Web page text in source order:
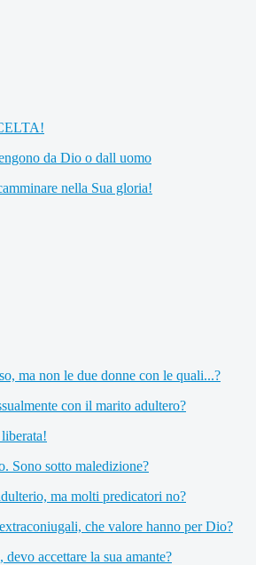
da Dio o dall uomo
nella Sua gloria!
ma non le due donne con le quali...?
con il marito adultero?
Sono sotto maledizione?
ma molti predicatori no?
che valore hanno per Dio?
accettare la sua amante?